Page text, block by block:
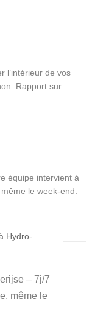
l’intérieur de vos
Rapport sur
équipe intervient à
le week-end.
Hydro-
– 7j/7
même le